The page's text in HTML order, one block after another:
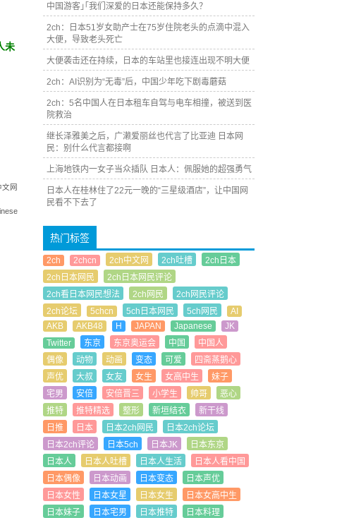
未
文网
中国游客｣｢我们深爱的日本还能保持多久？
2ch：日本51岁女助产士在75岁住院老头的点滴中混入
大便，导致老头死亡
大便袭击还在持续，日本的车站里也接连出现不明大便
2ch：AI识别为“无毒”后，中国少年吃下剧毒蘑菇
2ch：5名中国人在日本租车自驾与电车相撞，被送到医
院救治
继长泽雅美之后，广濑爱丽丝也代言了比亚迪 日本网
民：别什么代言都接啊
上海地铁内一女子当众插队 日本人：佩服她的超强勇气
日本人在桂林住了22元一晚的“三星级酒店”，让中国网
民看不下去了
热门标签
2ch 2chcn 2ch中文网 2ch吐槽
2ch日本
2ch日本网民
2ch日本网民评论
2ch看日本网民想法
2ch网民
2ch网民评论
2ch论坛
5chcn 5ch日本网民 5ch网民
AI
AKB
AKB48 H JAPAN Japanese
JK
Twitter
东京 东京奥运会 中国
中国人
偶像
动物 动画 变态 可爱
四斋蒸鹅心
声优
大叔 女友 女生 女高中生
妹子
宅男
安倍 安倍晋三 小学生 帅哥
恶心
推特
推特精选 整形 新垣结衣
新干线
日推
日本 日本2ch网民
日本2ch论坛
日本2ch评论
日本5ch 日本JK
日本东京
日本人
日本人吐槽 日本人生活
日本人看中国
日本偶像
日本动画 日本变态
日本声优
日本女性
日本女星 日本女生
日本女高中生
日本妹子
日本宅男 日本推特
日本料理